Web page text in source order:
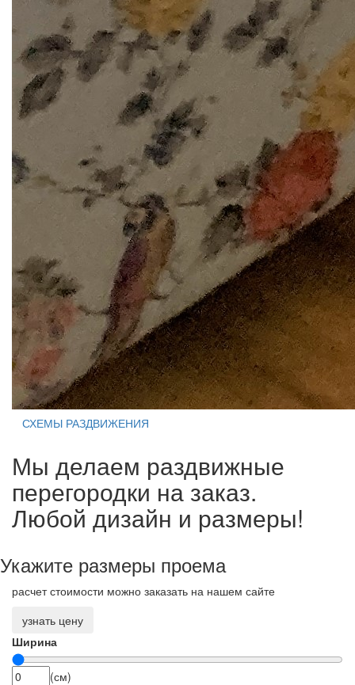
СХЕМЫ РАЗДВИЖЕНИЯ
Мы делаем раздвижные
перегородки на заказ.
Любой дизайн и размеры!
Укажите размеры проема
расчет стоимости можно заказать на нашем сайте
узнать цену
Ширина
(см)